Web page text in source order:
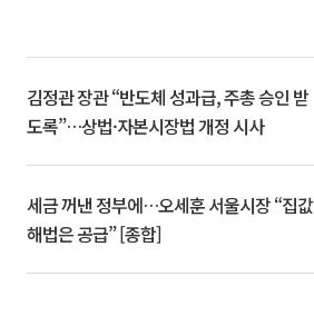
김정관 장관 “반도체 성과급, 주총 승인 받
도록”…상법·자본시장법 개정 시사
세금 꺼낸 정부에…오세훈 서울시장 “집값
해법은 공급” [종합]